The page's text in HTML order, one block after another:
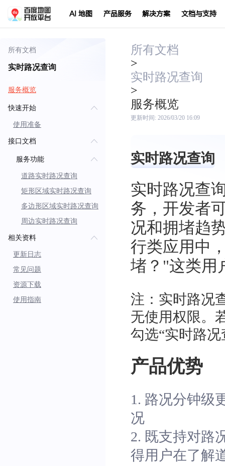
AI 地图 产品服务 解决方案 文档与支持
所有文档
实时路况查询
服务概览
快速开始
使用准备
接口文档
服务功能
道路实时路况查询
矩形区域实时路况查询
多边形区域实时路况查询
周边实时路况查询
相关资料
更新日志
常见问题
资源下载
使用指南
所有文档
>
实时路况查询
>
服务概览
更新时间: 2026/03/20 16:09
实时路况查询
实时路况查
务，开发者
况和拥堵趋
行类应用中
堵？"这类用
注：实时路况
无使用权限。
勾选“实时路
产品优势
1. 路况分钟级
况
2. 既支持对路
得用户在了解